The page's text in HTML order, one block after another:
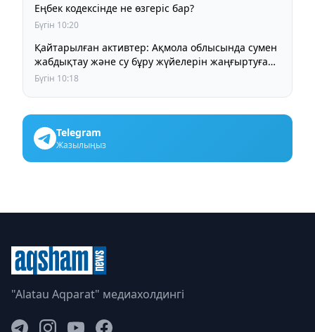
Еңбек кодексінде не өзгеріс бар?
Бүгін 10:20
Қайтарылған активтер: Ақмола облысында сумен
жабдықтау және су бұру жүйелерін жаңғыртуға
1,4 млрд теңге бөлінді
Бүгін 10:18
Telegram
Жазылыңыз
"Alatau Aqparat" медиахолдингі